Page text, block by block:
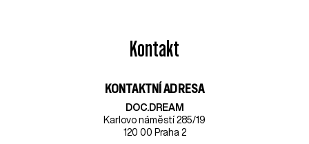
Kontakt
KONTAKTNÍ ADRESA
DOC.DREAM​
Karlovo náměstí 285/19
120 00 Praha 2